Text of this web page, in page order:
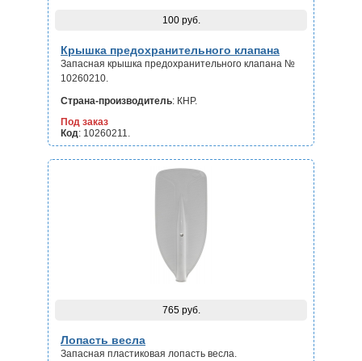
Крышка предохранительного клапана
Запасная крышка предохранительного клапана №
10260210.
Страна-производитель: КНР.
Под заказ
Код: 10260211.
100 руб.
Лопасть весла
Запасная пластиковая лопасть весла.
765 руб.